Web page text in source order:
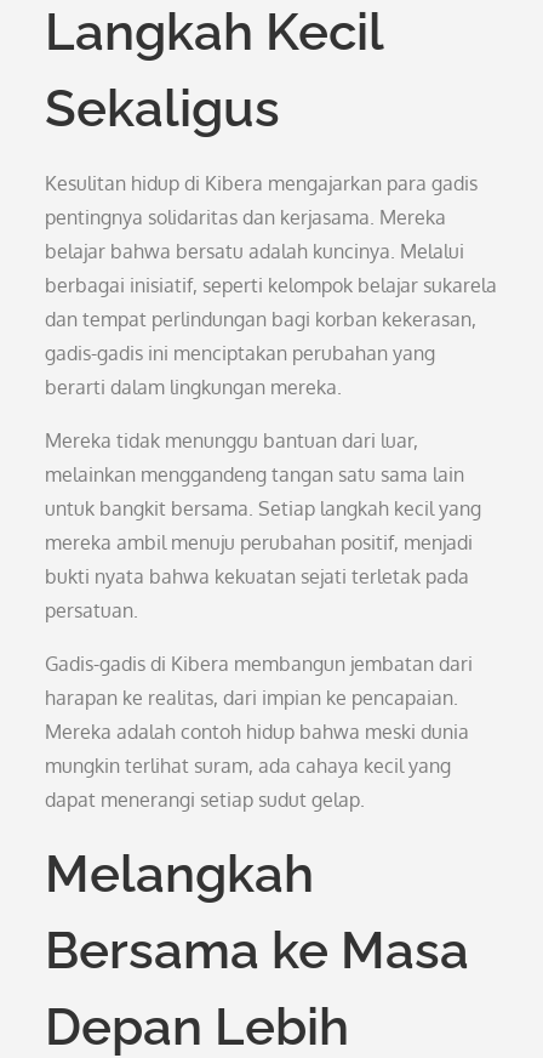
Langkah Kecil
Sekaligus
Kesulitan hidup di Kibera mengajarkan para gadis
pentingnya solidaritas dan kerjasama. Mereka
belajar bahwa bersatu adalah kuncinya. Melalui
berbagai inisiatif, seperti kelompok belajar sukarela
dan tempat perlindungan bagi korban kekerasan,
gadis-gadis ini menciptakan perubahan yang
berarti dalam lingkungan mereka.
Mereka tidak menunggu bantuan dari luar,
melainkan menggandeng tangan satu sama lain
untuk bangkit bersama. Setiap langkah kecil yang
mereka ambil menuju perubahan positif, menjadi
bukti nyata bahwa kekuatan sejati terletak pada
persatuan.
Gadis-gadis di Kibera membangun jembatan dari
harapan ke realitas, dari impian ke pencapaian.
Mereka adalah contoh hidup bahwa meski dunia
mungkin terlihat suram, ada cahaya kecil yang
dapat menerangi setiap sudut gelap.
Melangkah
Bersama ke Masa
Depan Lebih